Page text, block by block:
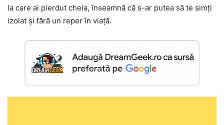
la care ai pierdut cheia, înseamnă că s-ar putea să te simți
izolat și fără un reper în viață.